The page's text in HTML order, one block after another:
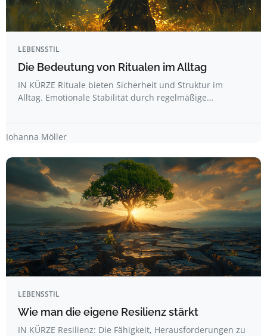
LEBENSSTIL
Die Bedeutung von Ritualen im Alltag
IN KÜRZE Rituale bieten Sicherheit und Struktur im
Alltag. Emotionale Stabilität durch regelmäßige…
Johanna Möller
LEBENSSTIL
Wie man die eigene Resilienz stärkt
IN KÜRZE Resilienz: Die Fähigkeit, Herausforderungen zu